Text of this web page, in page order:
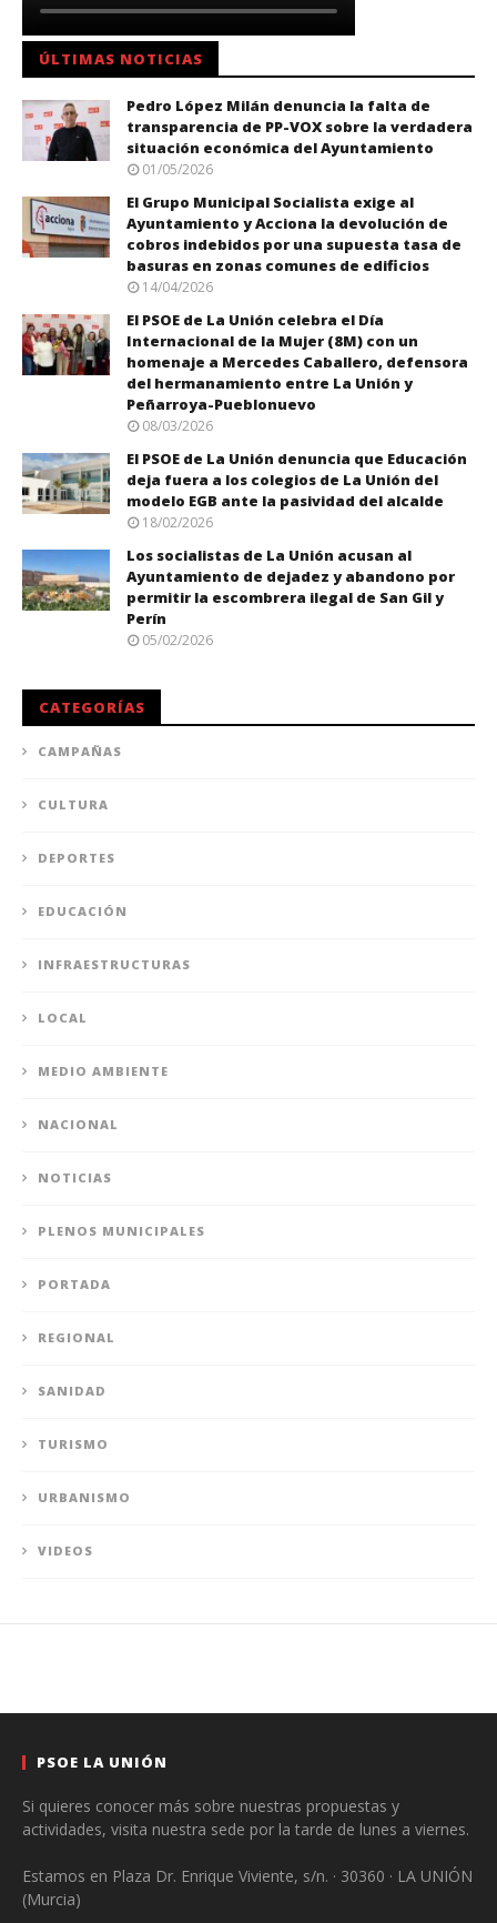
ÚLTIMAS NOTICIAS
Pedro López Milán denuncia la falta de
transparencia de PP-VOX sobre la verdadera
situación económica del Ayuntamiento
01/05/2026
El Grupo Municipal Socialista exige al
Ayuntamiento y Acciona la devolución de
cobros indebidos por una supuesta tasa de
basuras en zonas comunes de edificios
14/04/2026
El PSOE de La Unión celebra el Día
Internacional de la Mujer (8M) con un
homenaje a Mercedes Caballero, defensora
del hermanamiento entre La Unión y
Peñarroya-Pueblonuevo
08/03/2026
El PSOE de La Unión denuncia que Educación
deja fuera a los colegios de La Unión del
modelo EGB ante la pasividad del alcalde
18/02/2026
Los socialistas de La Unión acusan al
Ayuntamiento de dejadez y abandono por
permitir la escombrera ilegal de San Gil y
Perín
05/02/2026
CATEGORÍAS
CAMPAÑAS
CULTURA
DEPORTES
EDUCACIÓN
INFRAESTRUCTURAS
LOCAL
MEDIO AMBIENTE
NACIONAL
NOTICIAS
PLENOS MUNICIPALES
PORTADA
REGIONAL
SANIDAD
TURISMO
URBANISMO
VIDEOS
PSOE LA UNIÓN
Si quieres conocer más sobre nuestras propuestas y
actividades, visita nuestra sede por la tarde de lunes a viernes.
Estamos en Plaza Dr. Enrique Viviente, s/n. · 30360 · LA UNIÓN
(Murcia)